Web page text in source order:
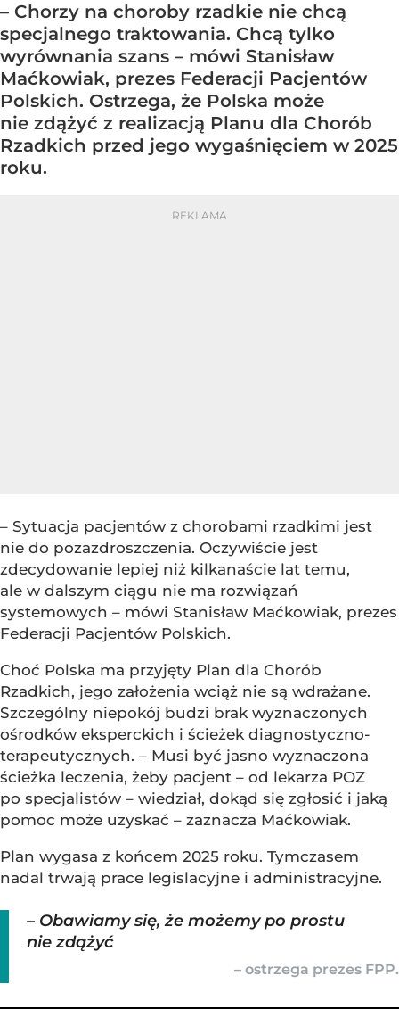
– Chorzy na choroby rzadkie nie chcą
specjalnego traktowania. Chcą tylko
wyrównania szans – mówi Stanisław
Maćkowiak, prezes Federacji Pacjentów
Polskich. Ostrzega, że Polska może
nie zdążyć z realizacją Planu dla Chorób
Rzadkich przed jego wygaśnięciem w 2025
roku.
– Sytuacja pacjentów z chorobami rzadkimi jest
nie do pozazdroszczenia. Oczywiście jest
zdecydowanie lepiej niż kilkanaście lat temu,
ale w dalszym ciągu nie ma rozwiązań
systemowych – mówi Stanisław Maćkowiak, prezes
Federacji Pacjentów Polskich.
Choć Polska ma przyjęty Plan dla Chorób
Rzadkich, jego założenia wciąż nie są wdrażane.
Szczególny niepokój budzi brak wyznaczonych
ośrodków eksperckich i ścieżek diagnostyczno-
terapeutycznych. – Musi być jasno wyznaczona
ścieżka leczenia, żeby pacjent – od lekarza POZ
po specjalistów – wiedział, dokąd się zgłosić i jaką
pomoc może uzyskać – zaznacza Maćkowiak.
Plan wygasa z końcem 2025 roku. Tymczasem
nadal trwają prace legislacyjne i administracyjne.
– Obawiamy się, że możemy po prostu
nie zdążyć
– ostrzega prezes FPP.